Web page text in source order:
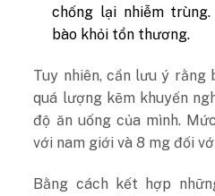
chống lại nhiễm
bào khỏi tổn thương.
Tuy nhiên, cần lưu ý rằng
quá lượng kẽm khuyến
độ ăn uống của mình.
với nam giới và 8 mg đối
Bằng cách kết hợp